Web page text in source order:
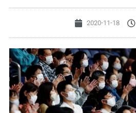
2020-11-18